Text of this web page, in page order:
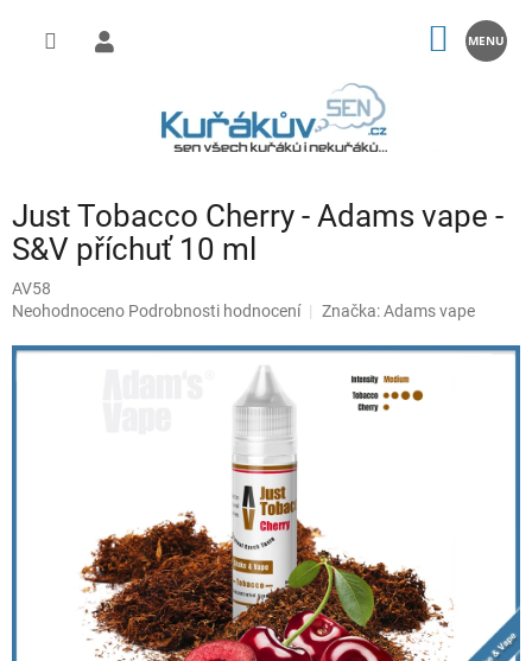
KOŠÍK
Just Tobacco Cherry - Adams vape -
S&V příchuť 10 ml
AV58
Průměrné
produktu
je
Neohodnoceno Podrobnosti hodnocení Značka:Adams vape